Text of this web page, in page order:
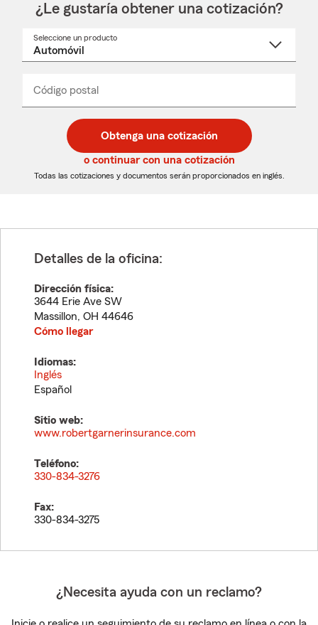
¿Le gustaría obtener una cotización?
Seleccione un producto
desplegable
Código postal
de
5
dígitos
de
5
dígitos
_____
Obtenga una cotización
o continuar con una cotización
Todas las cotizaciones y documentos serán proporcionados en inglés.
Detalles de la oficina:
Dirección física:
3644 Erie Ave SW
Massillon, OH 44646
Cómo llegar
Idiomas:
Inglés
Español
Sitio web:
www.robertgarnerinsurance.com
Teléfono:
330-834-3276
Fax:
330-834-3275
¿Necesita ayuda con un reclamo?